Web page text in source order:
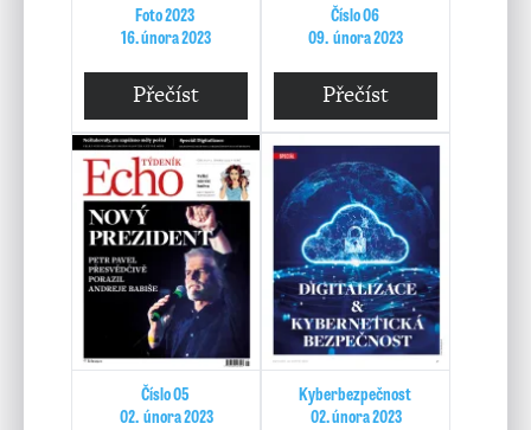
Foto 2023
16. února 2023
Přečíst
Číslo 06
09. února 2023
Přečíst
Číslo 05
02. února 2023
Kyberbezpečnost
02. února 2023